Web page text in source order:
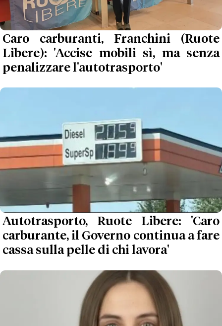
Caro carburanti, Franchini (Ruote
Libere): 'Accise mobili sì, ma senza
penalizzare l'autotrasporto'
Autotrasporto, Ruote Libere: 'Caro
carburante, il Governo continua a fare
cassa sulla pelle di chi lavora'